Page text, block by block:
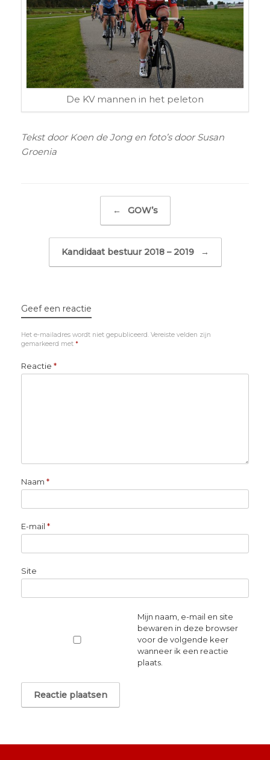
De KV mannen in het peleton
Tekst door Koen de Jong en foto’s door Susan
Groenia
← GOW’s
Kandidaat bestuur 2018 – 2019 →
Geef een reactie
Het e-mailadres wordt niet gepubliceerd. Vereiste velden zijn
gemarkeerd met *
Reactie *
Naam *
E-mail *
Site
Mijn naam, e-mail en site
bewaren in deze browser
voor de volgende keer
wanneer ik een reactie
plaats.